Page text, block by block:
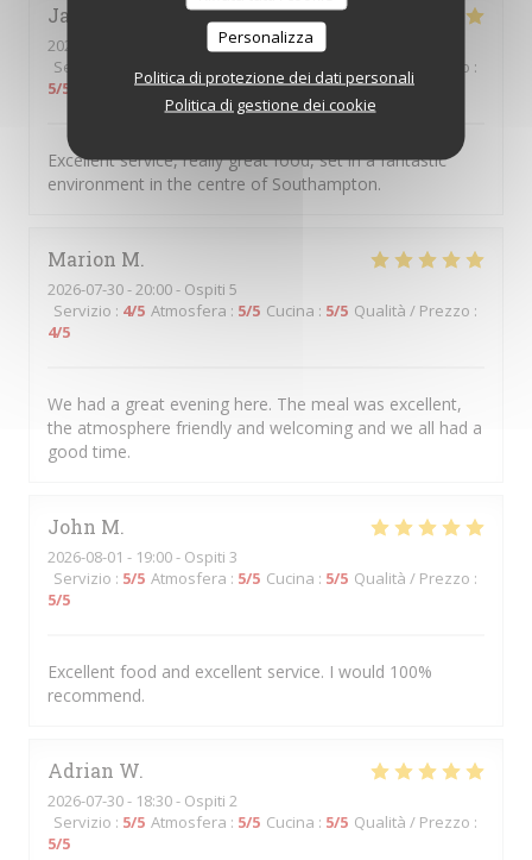
Personalizza
Politica di protezione dei dati personali
Politica di gestione dei cookie
James
2026-07-31
- 18:45 - Ospiti 4
Servizio
Atmosfera Cucina : Qualità / Prezzo :
5/5
Excellent service, really great food, set in a fantastic
environment in the centre of Southampton.
Marion M
2026-07-30- 20:00 - Ospiti 5
Servizio : 4/5 Atmosfera : 5/5 Cucina : 5/5 Qualità / Prezzo :
4/5
We had a great evening here. The meal was excellent,
the atmosphere friendly and welcoming and we all had a
good time.
John M
2026-08-01 - 19:00 - Ospiti 3
Servizio : 5/5 Atmosfera : 5/5 Cucina : 5/5 Qualità / Prezzo :
5/5
Excellent food and excellent service. I would 100%
recommend.
Adrian W
2026-07-30- 18:30 - Ospiti 2
Servizio : 5/5 Atmosfera : 5/5 Cucina : 5/5 Qualità / Prezzo :
5/5